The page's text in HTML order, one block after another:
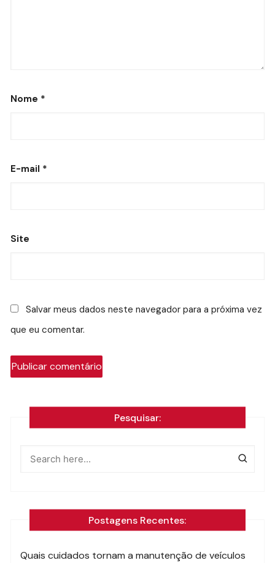
Nome *
E-mail *
Site
Salvar meus dados neste navegador para a próxima vez
que eu comentar.
Pesquisar:
Postagens Recentes:
Quais cuidados tornam a manutenção de veículos